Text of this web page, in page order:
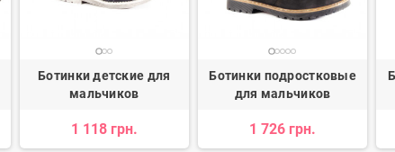
Ботинки детские для
мальчиков
1 118 грн.
Ботинки подростковые
для мальчиков
1 726 грн.